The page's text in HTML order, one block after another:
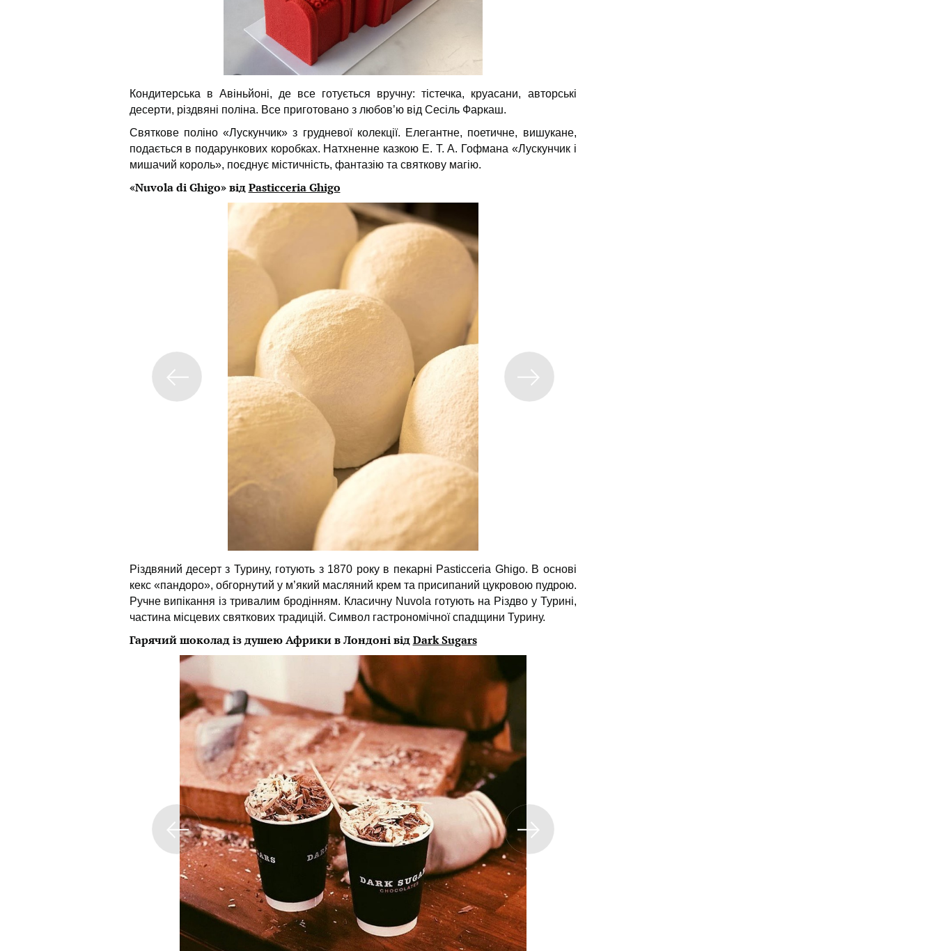
Кондитерська в Авіньйоні, де все готується вручну: тістечка, круасани, авторські
десерти, різдвяні поліна. Все приготовано з любов’ю від Сесіль Фаркаш.
Святкове поліно «Лускунчик» з грудневої колекції. Елегантне, поетичне, вишукане,
подається в подарункових коробках. Натхненне казкою Е. Т. А. Гофмана «Лускунчик і
мишачий король», поєднує містичність, фантазію та святкову магію.
«Nuvola di Ghigo» від Pasticceria Ghigo
Різдвяний десерт з Турину, готують з 1870 року в пекарні Pasticceria Ghigo. В основі
кекс «пандоро», обгорнутий у м’який масляний крем та присипаний цукровою пудрою.
Ручне випікання із тривалим бродінням. Класичну Nuvola готують на Різдво у Турині,
частина місцевих святкових традицій. Символ гастрономічної спадщини Турину.
Гарячий шоколад із душею Африки в Лондоні відDark Sugars